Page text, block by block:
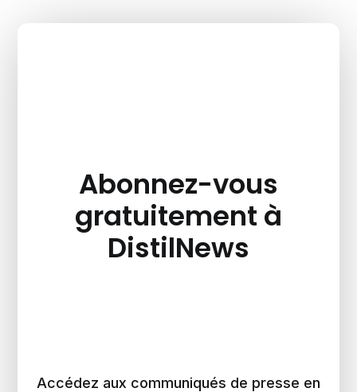
Abonnez-vous
gratuitement à
DistilNews
Accédez aux communiqués de presse en